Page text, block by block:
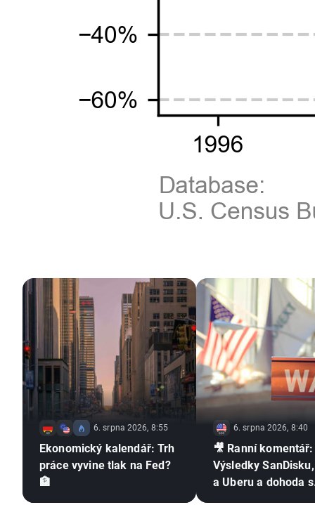
6. srpna 2026, 8:55
Ekonomický kalendář: Trh
práce vyvine tlak na Fed?
🏦
6. srpna 2026, 8:40
🎥 Ranní komentář:
Výsledky
a Uberu a dohoda s